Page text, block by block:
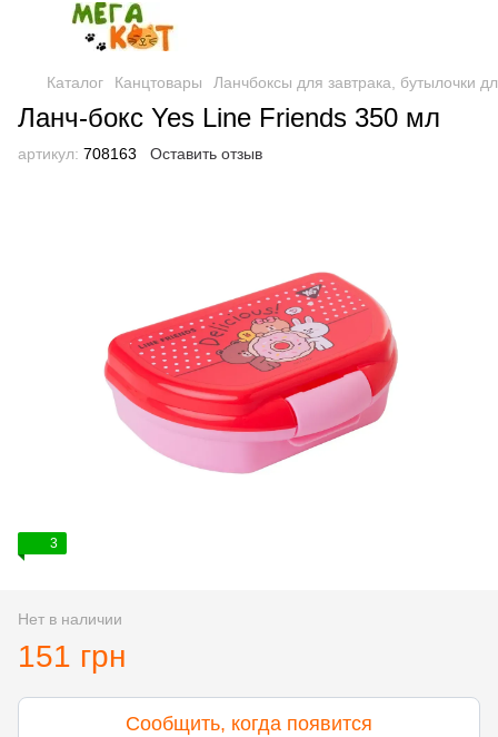
Каталог Канцтовары Ланчбоксы для завтрака, бутылочки
Ланч-бокс Yes Line Friends 350 мл
артикул: 708163 Оставить отзыв
3
Нет в наличии
151 грн
Сообщить, когда появится